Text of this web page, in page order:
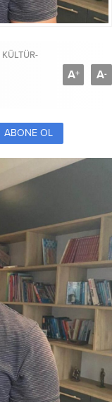
KÜLTÜR-
A+ A-
ABONE OL